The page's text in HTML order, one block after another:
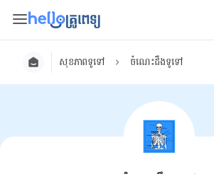
សុខភាពទូទៅ ចំណេះដឹងទូទៅ